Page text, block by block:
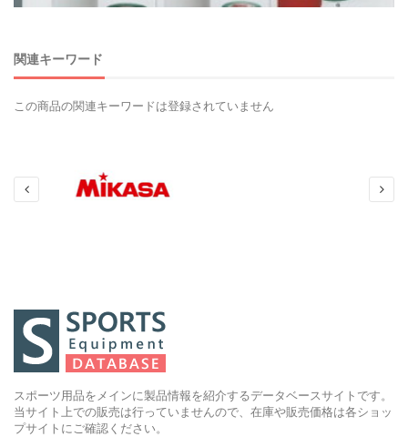
関連キーワード
この商品の関連キーワードは登録されていません
スポーツ用品をメインに製品情報を紹介するデータベースサイトです。
当サイト上での販売は行っていませんので、在庫や販売価格は各ショッ
プサイトにご確認ください。